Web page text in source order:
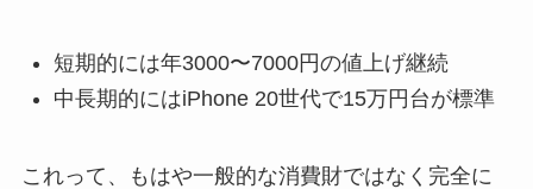
短期的には年3000〜7000円の値上げ継続
中長期的にはiPhone 20世代で15万円台が標準
これって、もはや一般的な消費財ではなく完全に